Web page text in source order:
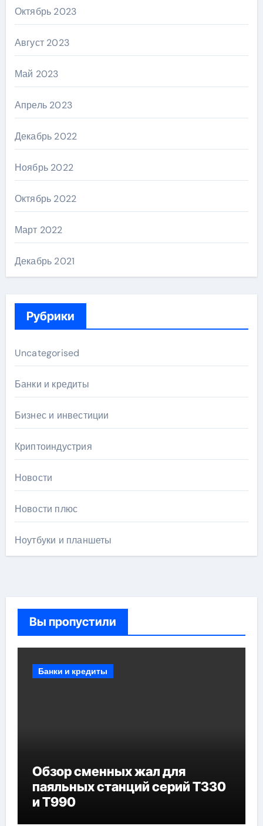
Октябрь 2023
Август 2023
Май 2023
Апрель 2023
Декабрь 2022
Ноябрь 2022
Октябрь 2022
Март 2022
Декабрь 2021
Рубрики
Uncategorised
Банки и кредиты
Бизнес и инвестиции
Криптоиндустрия
Новости
Новости плюс
Ноутбуки и планшеты
Вы пропустили
Банки и кредиты
Обзор сменных жал для
паяльных станций серий T330
и T990